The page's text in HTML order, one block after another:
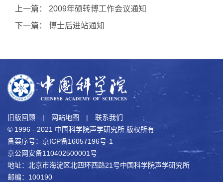
上一篇：
2009年硕转博工作会议通知
下一篇：
博士后进站通知
旧版回顾 | 网站地图 |
联系我们
© 1996 - 2021 中国科学院声学研究所 版权所有
备案序号：京ICP备16057196号-1
京公网安备110402500001号
地址：北京市海淀区北四环西路21号中国科学院声学研究所
邮编：100190